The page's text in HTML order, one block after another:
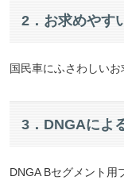
2．お求めやす
国民車にふさわしい
3．DNGAによ
DNGA Bセグメント用